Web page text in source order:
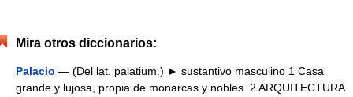
Mira otros diccionarios:
Palacio — (Del lat. palatium.) ► sustantivo masculino 1 Casa
grande y lujosa, propia de monarcas y nobles. 2 ARQUITECTURA